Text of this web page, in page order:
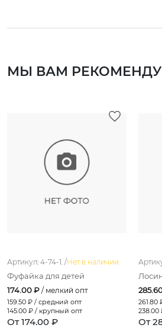
МЫ ВАМ
Артикул: 4-74-1. /Нет в наличии
Фуфайка для детей
174.00 ₽ / мелкий опт
159.50 ₽ / средний опт
145.00 ₽ / крупный опт
От 174.00 ₽
261.80
238.00
От